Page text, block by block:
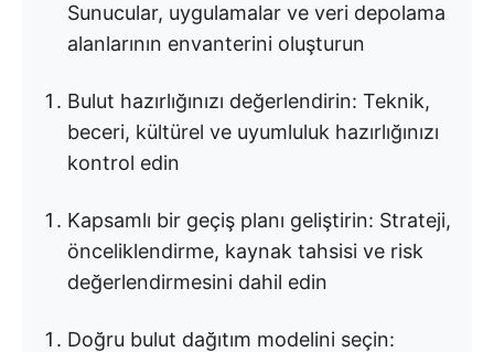
Sunucular, uygulamalar ve veri depolama
alanlarının envanterini oluşturun
Bulut hazırlığınızı değerlendirin: Teknik,
beceri, kültürel ve uyumluluk hazırlığınızı
kontrol edin
Kapsamlı bir geçiş planı geliştirin: Strateji,
önceliklendirme, kaynak tahsisi ve risk
değerlendirmesini dahil edin
Doğru bulut dağıtım modelini seçin: